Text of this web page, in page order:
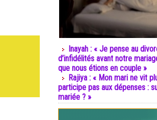
Inayah : « Je pense au
d’infidélités avant notre
que nous étions en couple »
Rajiya : « Mon mari ne vit
participe pas aux dépenses :
mariée ? »